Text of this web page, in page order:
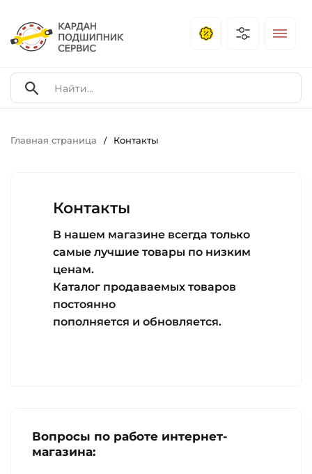
Главная страница / Контакты
Контакты
В нашем магазине всегда только
самые лучшие товары по низким
ценам.
Каталог продаваемых товаров
постоянно
пополняется и обновляется.
Вопросы по работе интернет-
магазина: